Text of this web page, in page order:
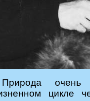
Природа очень
цикле